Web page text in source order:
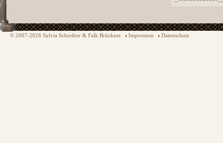
© 2007-2026 Sylvia Schreiber & Falk Brückner Impressum Datenschutz